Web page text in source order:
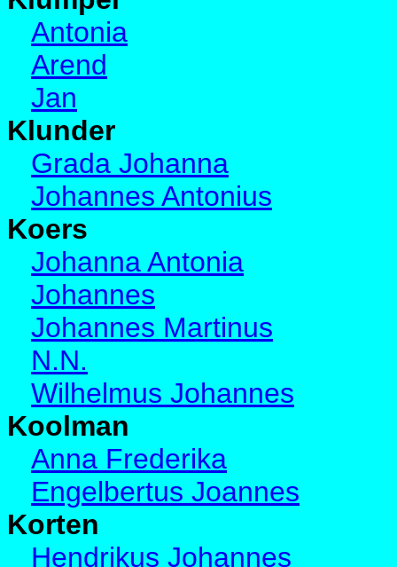
Antonia
Arend
Jan
Klunder
Grada Johanna
Johannes Antonius
Koers
Johanna Antonia
Johannes
Johannes Martinus
N.N.
Wilhelmus Johannes
Koolman
Anna Frederika
Engelbertus Joannes
Korten
Hendrikus Johannes